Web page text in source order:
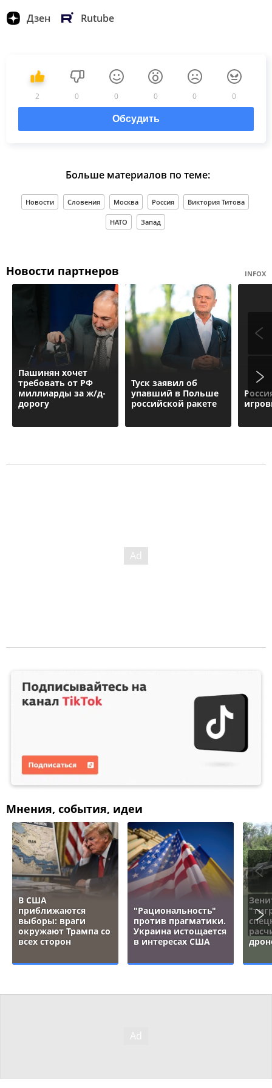
Дзен Rutube
2 0 0 0 0 0
Обсудить
Больше материалов по теме:
Новости Словения Москва Россия Виктория Титова
НАТО Запад
Новости партнеров INFOX
Пашинян хочет
требовать от РФ
миллиарды за ж/д-
дорогу
Туск заявил об
упавший в Польше
российской ракете
Мнения, события, идеи
В США
приближаются
выборы: враги
окружают Трампа со
всех сторон
"Рациональность"
против прагматики.
Украина истощается
в интересах США